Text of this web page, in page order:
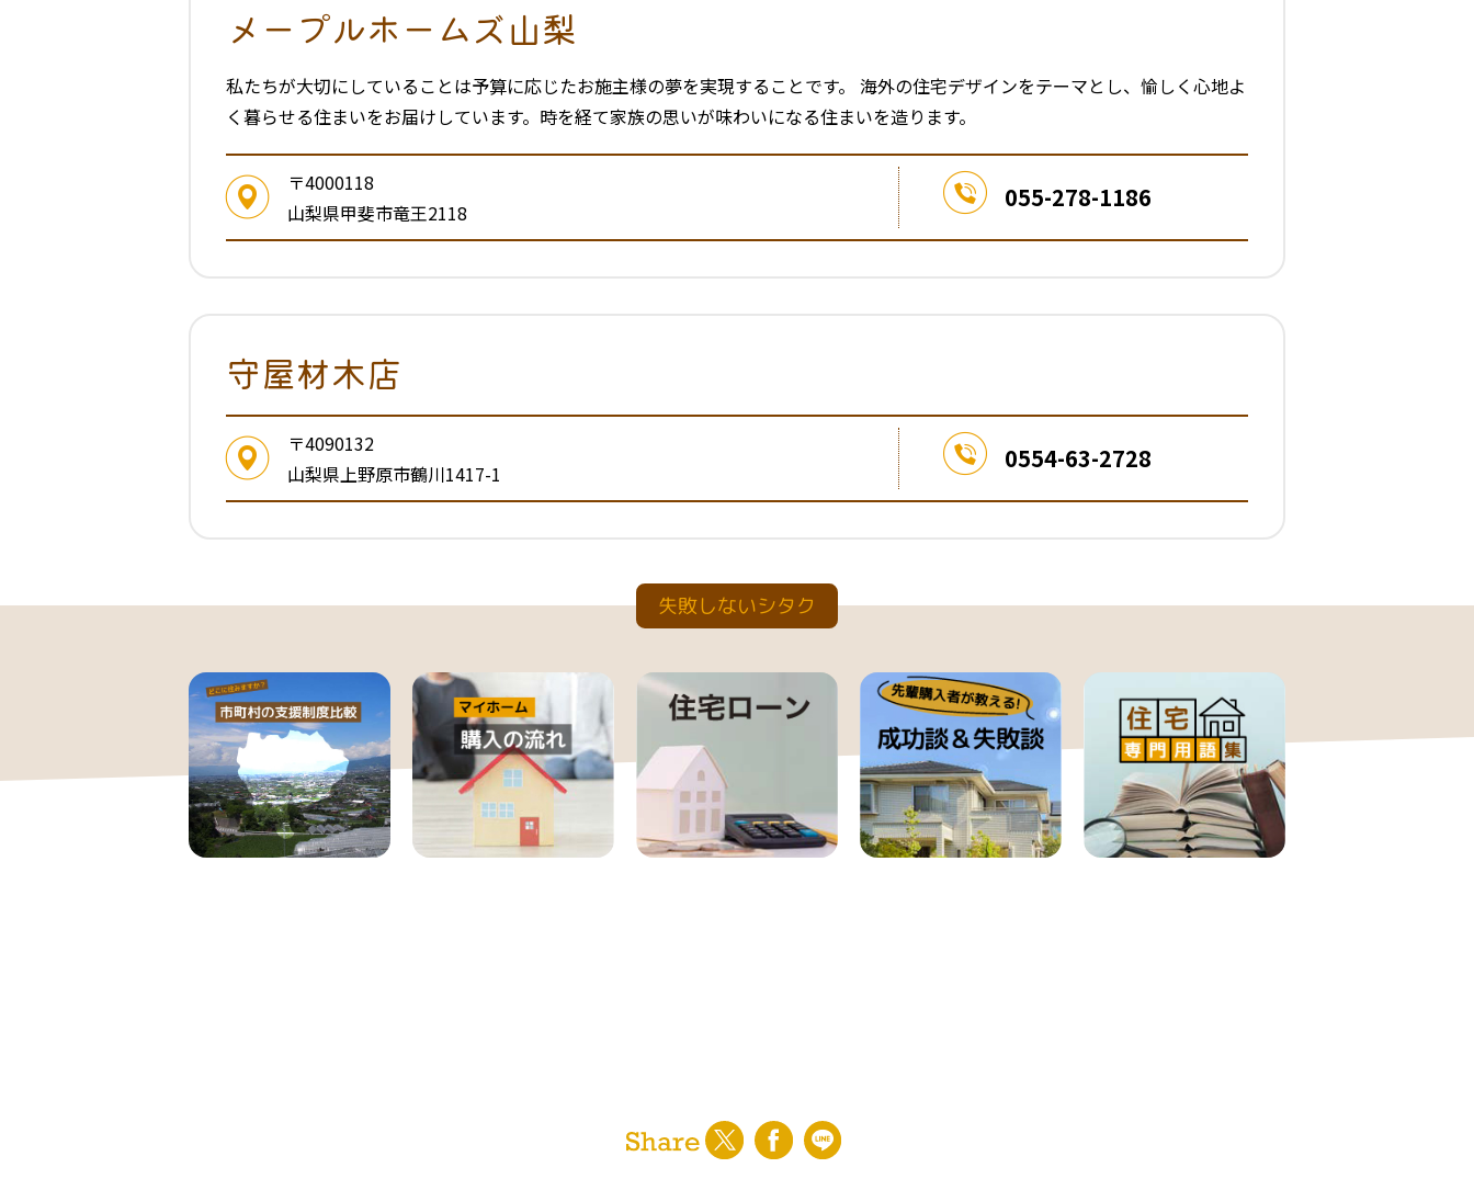
メープルホームズ山梨
私たちが大切にしていることは予算に応じたお施主様の夢を実現することです。 海外の住宅デザインをテーマとし、愉しく心地よ
く暮らせる住まいをお届けしています。時を経て家族の思いが味わいになる住まいを造ります。
〒4000118
山梨県甲斐市竜王2118
055-278-1186
守屋材木店
〒4090132
山梨県上野原市鶴川1417-1
0554-63-2728
失敗しないシタク